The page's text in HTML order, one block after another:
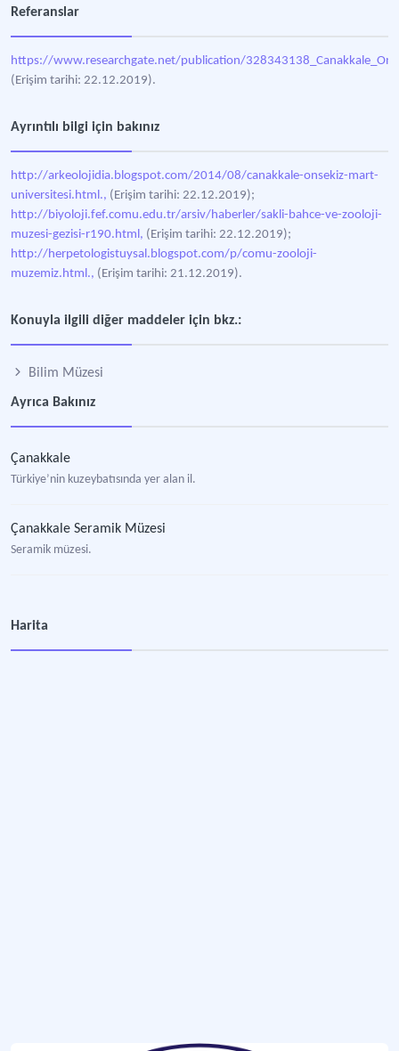
Referanslar
https://www.researchgate.net/publication/
(Erişim tarihi: 22.12.2019).
Ayrıntılı bilgi için bakınız
http://arkeolojidia.blogspot.com/2014/08/canakkale-onsekiz-mart-
universitesi.html., (Erişim tarihi: 22.12.2019);
http://biyoloji.fef.comu.edu.tr/arsiv/haberler/sakli-bahce-ve-zooloji-
muzesi-gezisi-r190.html, (Erişim tarihi: 22.12.2019);
http://herpetologistuysal.blogspot.com/p/comu-zooloji-
muzemiz.html., (Erişim tarihi: 21.12.2019).
Konuyla ilgili diğer maddeler için bkz.:
Bilim Müzesi
Ayrıca Bakınız
Çanakkale
Türkiye’nin kuzeybatısında yer alan il.
Çanakkale Seramik Müzesi
Seramik müzesi.
Harita